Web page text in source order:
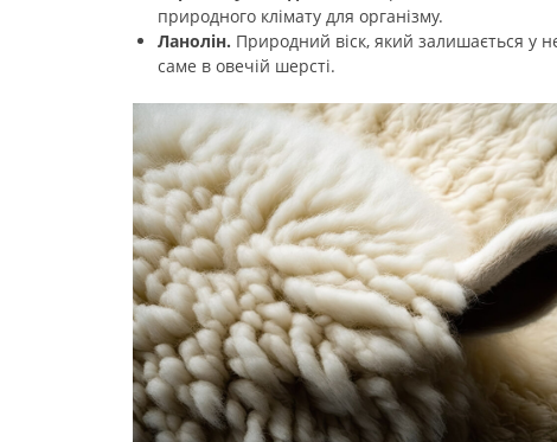
природного клімату для організму.
Ланолін. Природний віск, який залишається у
саме в овечій шерсті.